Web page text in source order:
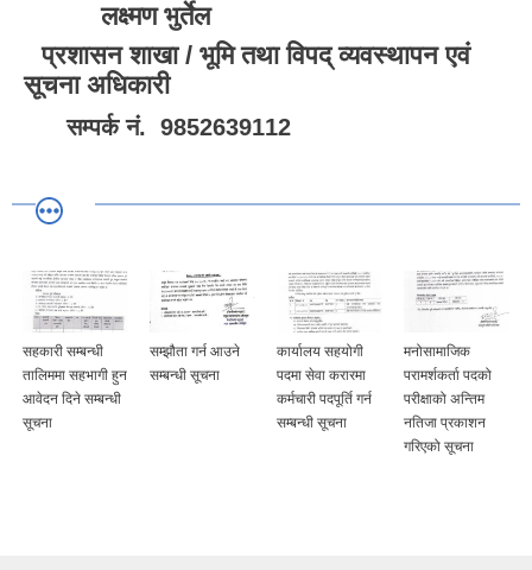
लक्ष्मण भुर्तेल
प्रशासन शाखा / भूमि तथा विपद् व्यवस्थापन एवं
सूचना अधिकारी
सम्पर्क नं. 9852639112
सहकारी सम्बन्धी
तालिममा सहभागी हुन
आवेदन दिने सम्बन्धी
सूचना
सम्झौता गर्न आउने
सम्बन्धी सूचना
कार्यालय सहयोगी
पदमा सेवा करारमा
कर्मचारी पदपूर्ति गर्न
सम्बन्धी सूचना
मनोसामाजिक
परामर्शकर्ता पदको
परीक्षाको अन्तिम
नतिजा प्रकाशन
गरिएको सूचना